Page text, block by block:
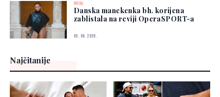
MODA
Danska manekenka bh. korijena
zablistala na reviji OperaSPORT-a
05. 08. 2026.
Najčitanije